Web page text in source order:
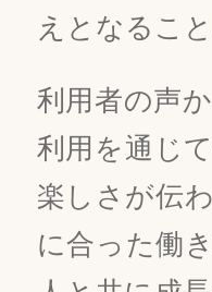
えとなるこ
利用者の声
利用を通じ
楽しさが伝
に合った働